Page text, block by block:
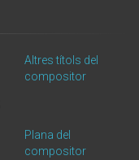
Altres títols del
compositor
Plana del
compositor